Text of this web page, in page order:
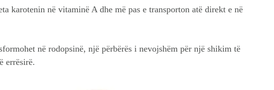
karotenin në vitaminë A dhe më pas e transporton atë direkt e në
në rodopsinë, një përbërës i nevojshëm për një shikim të
errësirë.